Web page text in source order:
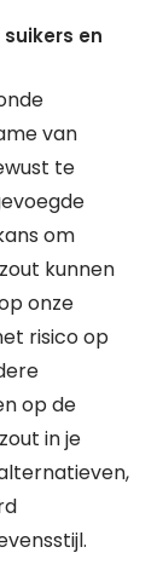
en
van
te
om
kunnen
onze
risico op
op de
in je